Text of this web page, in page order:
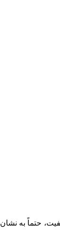
حتماً به